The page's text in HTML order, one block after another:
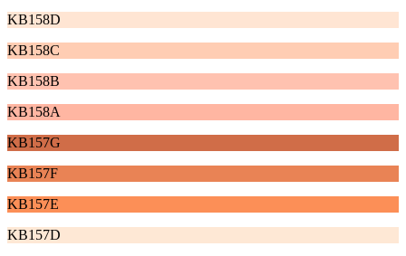
KB158D
KB158C
KB158B
KB158A
KB157G
KB157F
KB157E
KB157D